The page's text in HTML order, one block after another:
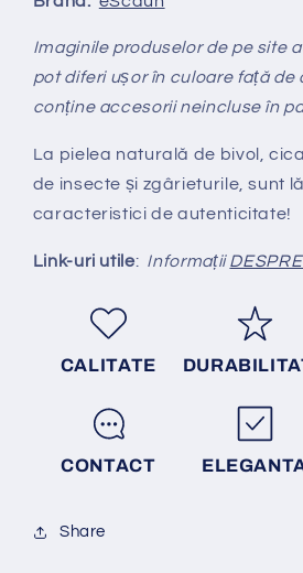
Imaginile produselor de pe site
pot diferi ușor în culoare față de
conține accesorii neincluse în
La pielea naturală de bivol,
de insecte și zgârieturile, sunt
caracteristici de autenticitate!
Link-uri utile: Informații
CALITATE
CONTACT
Share